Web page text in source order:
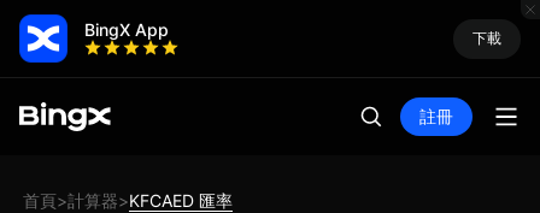
BingX App 下載
註冊
首頁>計算器>KFCAED 匯率